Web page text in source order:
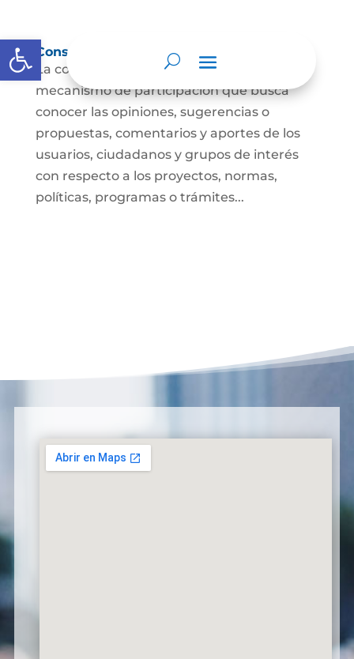
Abrir barra de herramientas
Consulta ciudadana
La consulta a la ciudadanía es un
mecanismo de participación que busca
conocer las opiniones, sugerencias o
propuestas, comentarios y aportes de los
usuarios, ciudadanos y grupos de interés
con respecto a los proyectos, normas,
políticas, programas o trámites...